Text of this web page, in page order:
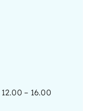
– 16.00